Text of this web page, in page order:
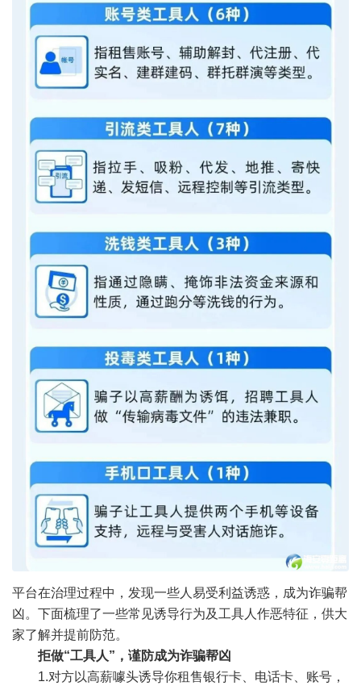
平台在治理过程中，发现一些人易受利益诱惑，成为诈骗帮
凶。下面梳理了一些常见诱导行为及工具人作恶特征，供大
家了解并提前防范。
拒做“工具人”，谨防成为诈骗帮凶
1.对方以高薪噱头诱导你租售银行卡、电话卡、账号，